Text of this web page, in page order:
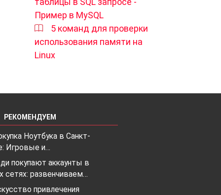
Пример в MySQL
5 команд для проверки
использования памяти на
Linux
РЕКОМЕНДУЕМ
Ноутбука в Санкт-
Игровые и…
покупают аккаунты в
сетях: развенчиваем…
привлечения